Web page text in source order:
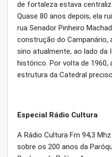
de fortaleza estava
Quase 80 anos depois, ela
rua Senador Pinheiro
construção do Campanário,
sino atualmente, ao lado da
histórico. Por volta de
estrutura da Catedral
Especial Rádio Cultura
A Rádio Cultura Fm 94,3
sobre os 200 anos da